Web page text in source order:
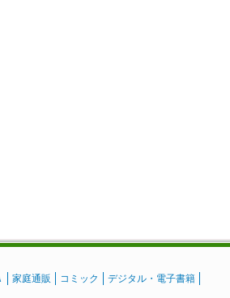
家庭通販 コミック デジタル・電子書籍